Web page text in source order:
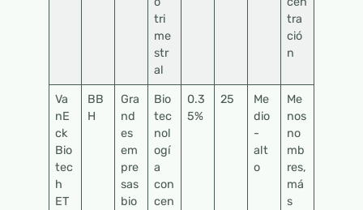
tri
me
str
al
tra
ció
n
Va
nE
ck
Bio
tec
h
ET
BB
H
Gra
nd
es
em
pre
sas
bio
Bio
tec
nol
ogí
a
con
cen
0.3
5%
25
Me
dio
-
alt
o
Me
nos
no
mb
res,
má
s